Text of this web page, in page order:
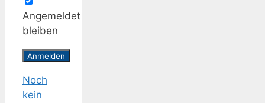
Angemeldet
bleiben
Noch
kein